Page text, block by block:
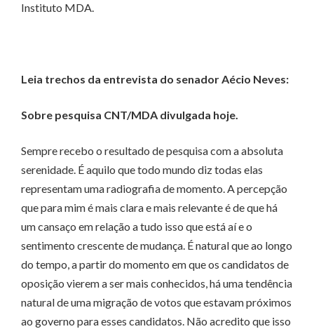
Instituto MDA.
Leia trechos da entrevista do senador Aécio Neves:
Sobre pesquisa CNT/MDA divulgada hoje.
Sempre recebo o resultado de pesquisa com a absoluta
serenidade. É aquilo que todo mundo diz todas elas
representam uma radiografia de momento. A percepção
que para mim é mais clara e mais relevante é de que há
um cansaço em relação a tudo isso que está aí e o
sentimento crescente de mudança. É natural que ao longo
do tempo, a partir do momento em que os candidatos de
oposição vierem a ser mais conhecidos, há uma tendência
natural de uma migração de votos que estavam próximos
ao governo para esses candidatos. Não acredito que isso